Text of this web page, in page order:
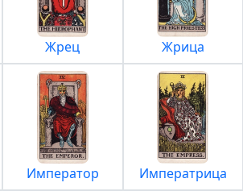
Жрец Жрица
Император Императрица